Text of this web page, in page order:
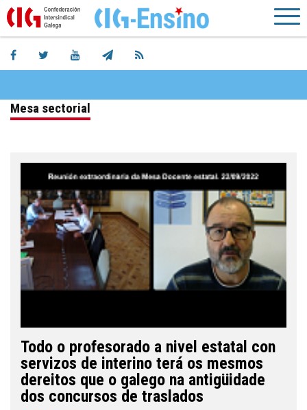
Mesa sectorial
Todo o profesorado a nivel estatal con
servizos de interino terá os mesmos
dereitos que o galego na antigüidade
dos concursos de traslados